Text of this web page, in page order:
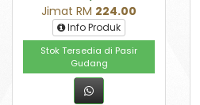
Jimat RM 224.00
Info Produk
Stok Tersedia di Pasir
Gudang